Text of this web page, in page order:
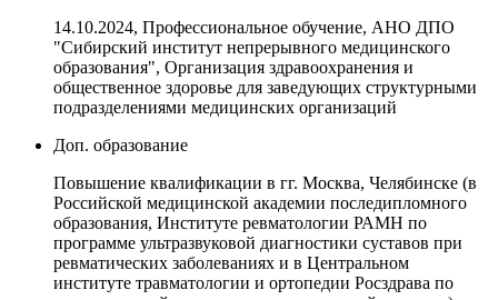
14.10.2024, Профессиональное обучение, АНО ДПО
"Сибирский институт непрерывного медицинского
образования", Организация здравоохранения и
общественное здоровье для заведующих структурными
подразделениями медицинских организаций
Доп. образование
Повышение квалификации в гг. Москва, Челябинске (в
Российской медицинской академии последипломного
образования, Институте ревматологии РАМН по
программе ультразвуковой диагностики суставов при
ревматических заболеваниях и в Центральном
институте травматологии и ортопедии Росздрава по